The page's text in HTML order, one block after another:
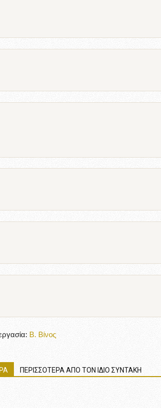
Β. Βίνος
ΠΕΡΙΣΣΟΤΕΡΑ ΑΠΟ ΤΟΝ ΙΔΙΟ ΣΥΝΤΑΚΗ